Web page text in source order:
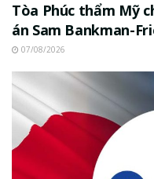
Tòa Phúc thẩm Mỹ
án Sam Bankman-
07/08/2026